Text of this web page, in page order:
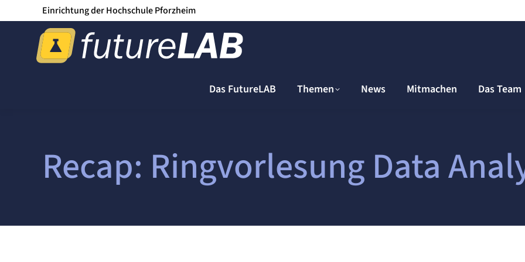
Einrichtung der Hochschule Pforzheim
Das FutureLAB Themen News Mitmachen Das Team
Recap: Ringvorlesung Data